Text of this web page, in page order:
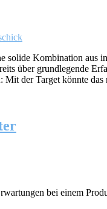
Kombination
über grundlegende
der Target könnte das
bei einem